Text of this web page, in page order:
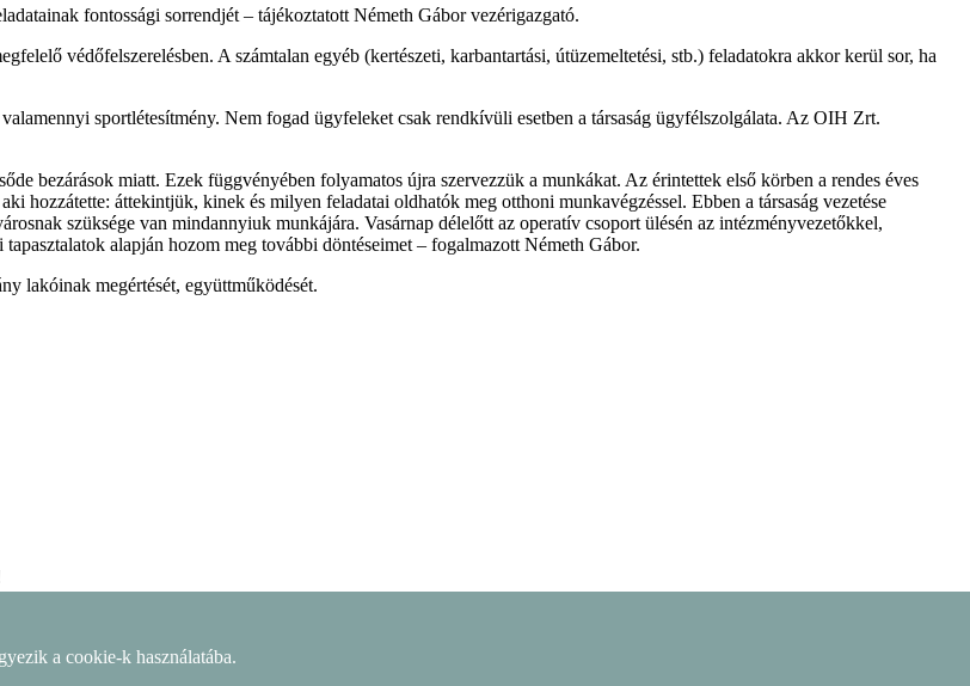
fontossági sorrendjét – tájékoztatott Németh Gábor vezérigazgató.
védőfelszerelésben. A számtalan egyéb (kertészeti, karbantartási, útüzemeltetési, stb.) feladatokra akkor kerül sor, ha
sportlétesítmény. Nem fogad ügyfeleket csak rendkívüli esetben a társaság ügyfélszolgálata. Az OIH Zrt.
bezárások miatt. Ezek függvényében folyamatos újra szervezzük a munkákat. Az érintettek első körben a rendes éves
hozzátette: áttekintjük, kinek és milyen feladatai oldhatók meg otthoni munkavégzéssel. Ebben a társaság vezetése
szüksége van mindannyiuk munkájára. Vasárnap délelőtt az operatív csoport ülésén az intézményvezetőkkel,
alapján hozom meg további döntéseimet – fogalmazott Németh Gábor.
lakóinak megértését, együttműködését.
a cookie-k használatába.